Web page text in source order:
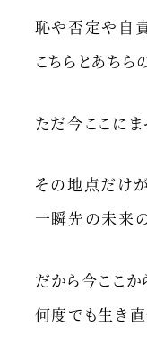
恥や否定や自
こちらとあち
ただ今ここにま
その地点だけ
一瞬先の未来
だから今ここか
何度でも生き直